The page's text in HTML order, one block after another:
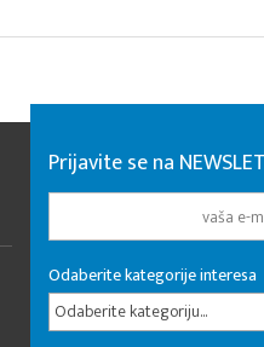
Prijavite se na
Odaberite kategorije interesa
Odaberite kategoriju...